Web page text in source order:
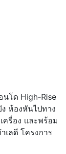
โด High-Rise
ห้องหันไปทาง
ครื่อง และพร้อม
เลดี โครงการ